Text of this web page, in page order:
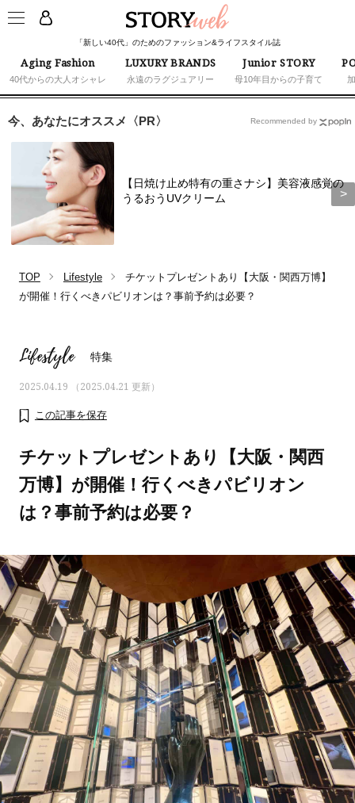
「新しい40代」のためのファッション&ライフスタイル誌
Aging Fashion
40代からの大人オシャレ
LUXURY BRANDS
永遠のラグジュアリー
Junior STORY
母10年目からの子育て
ママとパパに贈る「ジェンダーレ
ス学」
人気の40代髪型・ヘア
タログ
今、あなたにオススメ〈PR〉
【日焼け止め特有の重さナシ】美容液感覚の
うるおうUVクリーム
Recommended by
TOP Lifestyle
チケットプレゼントあり【大阪・関西万博】
が開催！行くべきパビリオンは？事前予約は必要？
Lifestyle 特集
2025.04.19 （2025.04.21 更新）
この記事を保存
チケットプレゼントあり【大阪・関西
万博】が開催！行くべきパビリオン
は？事前予約は必要？